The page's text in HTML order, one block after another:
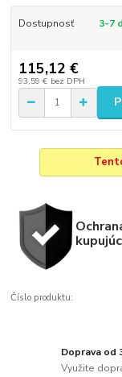
Dostupnosť 3-7
115,12 €
93,59 € bez DPH
Číslo produktu:
Doprava od
Využite